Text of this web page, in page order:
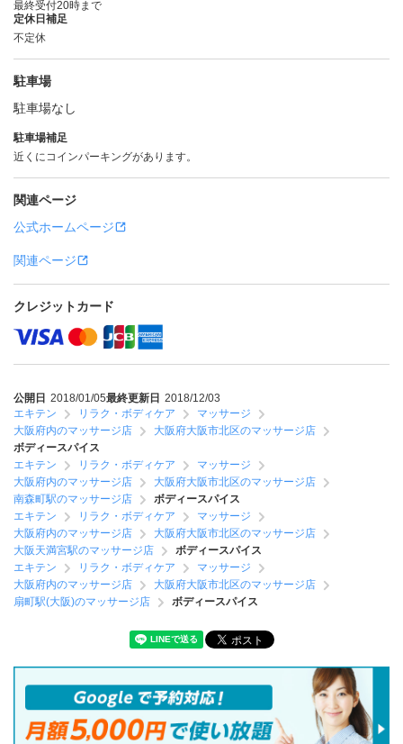
最終受付20時まで
定休日補足
不定休
駐車場
駐車場なし
駐車場補足
近くにコインパーキングがあります。
関連ページ
公式ホームページ
関連ページ
クレジットカード
公開日 2018/01/05最終更新日 2018/12/03
エキテン
リラク・ボディケア
マッサージ
大阪府内のマッサージ店
大阪府大阪市北区のマッサージ店
ボディースパイス
エキテン
リラク・ボディケア
マッサージ
大阪府内のマッサージ店
大阪府大阪市北区のマッサージ店
南森町駅のマッサージ店
ボディースパイス
エキテン
リラク・ボディケア
マッサージ
大阪府内のマッサージ店
大阪府大阪市北区のマッサージ店
大阪天満宮駅のマッサージ店
ボディースパイス
エキテン
リラク・ボディケア
マッサージ
大阪府内のマッサージ店
大阪府大阪市北区のマッサージ店
扇町駅(大阪)のマッサージ店
ボディースパイス